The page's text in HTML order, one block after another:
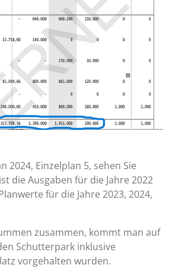
2024, Einzelplan 5, sehen Sie
die Ausgaben für die Jahre 2022
für die Jahre 2023, 2024,
zusammen, kommt man auf
Schutterpark inklusive
vorgehalten wurden.